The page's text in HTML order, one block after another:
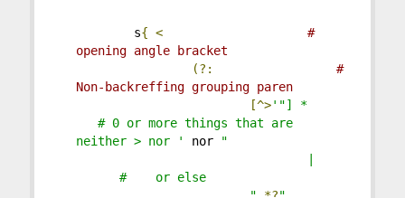
s{ <
#
opening angle bracket
(?:
#
Non-backreffing grouping paren
[^>'"] *
# 0 or more things that are
neither > nor '
nor
"
#    or else
" .*?"